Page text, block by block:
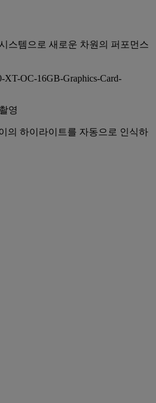
시스템으로 새로운 차원의 퍼포먼스
영
의 하이라이트를 자동으로 인식하